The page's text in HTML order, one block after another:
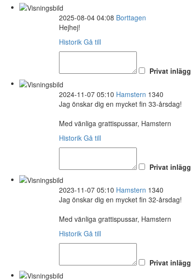
2025-08-04 04:08 Borttagen
Hejhej!
Historik Gå till
Privat inlägg
2024-11-07 05:10 Hamstern 1340
Jag önskar dig en mycket fin 33-årsdag!
Med vänliga grattispussar, Hamstern
Historik Gå till
Privat inlägg
2023-11-07 05:10 Hamstern 1340
Jag önskar dig en mycket fin 32-årsdag!
Med vänliga grattispussar, Hamstern
Historik Gå till
Privat inlägg